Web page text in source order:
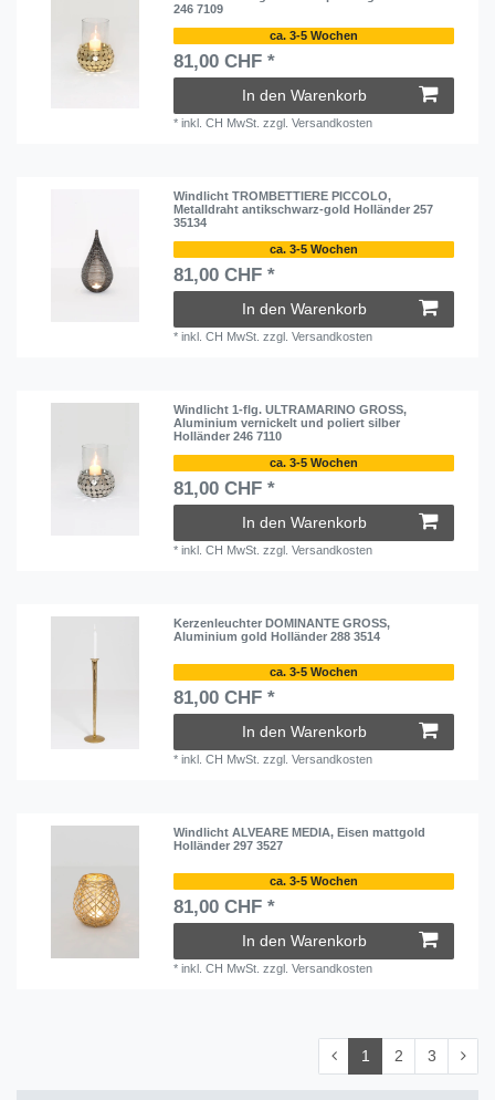
246 7109
ca. 3-5 Wochen
81,00 CHF *
In den Warenkorb
*inkl. CH MwSt. zzgl.Versandkosten
Windlicht TROMBETTIERE PICCOLO,
Metalldraht antikschwarz-gold Holländer 257
35134
ca. 3-5 Wochen
81,00 CHF *
In den Warenkorb
*inkl. CH MwSt. zzgl.Versandkosten
Windlicht 1-flg. ULTRAMARINO GROSS,
Aluminium vernickelt und poliert silber
Holländer 246 7110
ca. 3-5 Wochen
81,00 CHF *
In den Warenkorb
*inkl. CH MwSt. zzgl.Versandkosten
Kerzenleuchter DOMINANTE GROSS,
Aluminium gold Holländer 288 3514
ca. 3-5 Wochen
81,00 CHF *
In den Warenkorb
*inkl. CH MwSt. zzgl.Versandkosten
Windlicht ALVEARE MEDIA, Eisen mattgold
Holländer 297 3527
ca. 3-5 Wochen
81,00 CHF *
In den Warenkorb
*inkl. CH MwSt. zzgl.Versandkosten
1 2 3